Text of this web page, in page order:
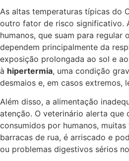
As altas temperaturas típicas do
outro fator de risco significativo.
humanos, que suam para regular
dependem principalmente da
exposição prolongada ao sol e
à hipertermia, uma condição
desmaios e, em casos extremos,
Além disso, a alimentação
atenção. O veterinário alerta que
consumidos por humanos,
barracas de rua, é arriscado e
ou problemas digestivos sérios